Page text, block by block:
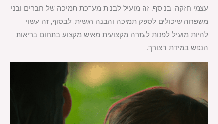
עצמי חזקה. בנוסף, זה מועיל לבנות מערכת תמיכה של חברים ובני
משפחה שיכולים לספק תמיכה והבנה רגשית. לבסוף, זה עשוי
להיות מועיל לפנות לעזרה מקצועית מאיש מקצוע בתחום בריאות
הנפש במידת הצורך.